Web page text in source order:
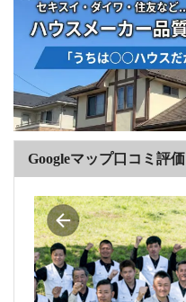
Googleマップ口コミ評価